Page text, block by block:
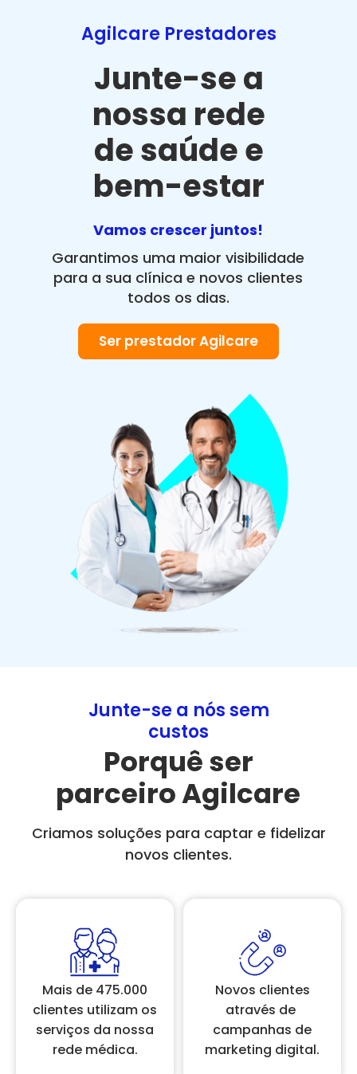
Agilcare Prestadores
Junte-se a
nossa rede
de saúde e
bem-estar
Vamos crescer juntos!
Garantimos uma maior visibilidade
para a sua clínica e novos clientes
todos os dias.
Ser prestador Agilcare
Junte-se a nós sem
custos
Porquê ser
parceiro Agilcare
Criamos soluções para captar e fidelizar
novos clientes.
Mais de 475.000
clientes utilizam os
serviços da nossa
rede médica.
Novos clientes
através de
campanhas de
marketing digital.